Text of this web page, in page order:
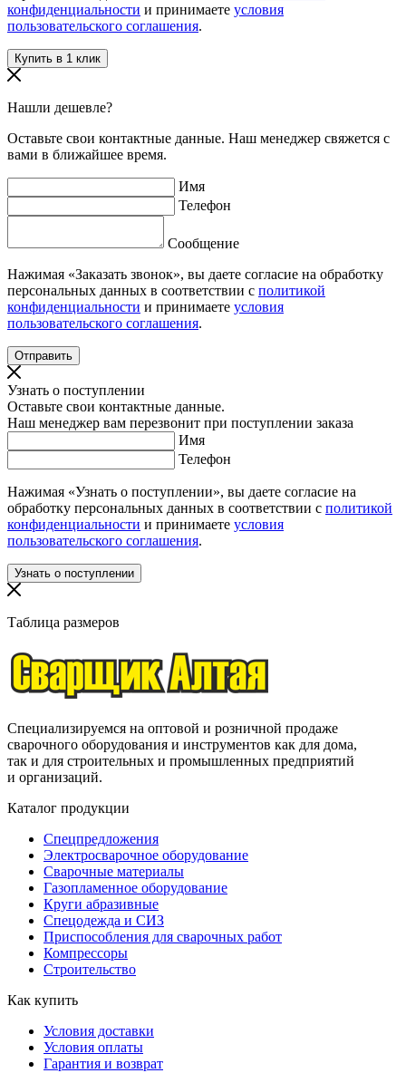
конфиденциальности и принимаете условия
пользовательского соглашения.
Нашли дешевле?
Оставьте свои контактные данные. Наш менеджер свяжется с
вами в ближайшее время.
Имя
Телефон
Сообщение
Нажимая «Заказать звонок», вы даете согласие на обработку
персональных данных в соответствии с политикой
конфиденциальности и принимаете условия
пользовательского соглашения.
Узнать о поступлении
Оставьте свои контактные данные.
Наш менеджер вам перезвонит при поступлении заказа
Имя
Телефон
Нажимая «Узнать о поступлении», вы даете согласие на
обработку персональных данных в соответствии с политикой
конфиденциальности и принимаете условия
пользовательского соглашения.
Таблица размеров
Специализируемся на оптовой и розничной продаже
сварочного оборудования и инструментов как для дома,
так и для строительных и промышленных предприятий
и организаций.
Каталог продукции
Спецпредложения
Электросварочное оборудование
Сварочные материалы
Газопламенное оборудование
Круги абразивные
Спецодежда и СИЗ
Приспособления для сварочных работ
Компрессоры
Строительство
Как купить
Условия доставки
Условия оплаты
Гарантия и возврат